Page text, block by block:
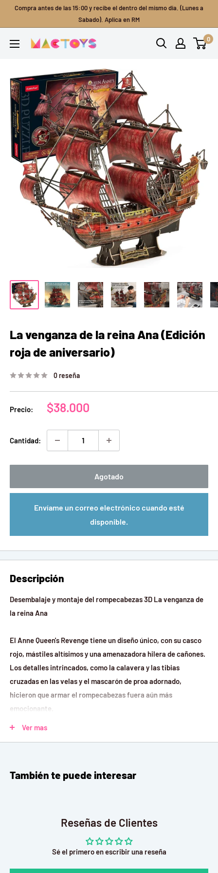
contenido
Compra antes de las 15:00 y recibe el dentro del mismo dia. (Lunes a
Sabado). Aplica en RM
Mactoys
0
La venganza de la reina Ana (Edición
roja de aniversario)
0 reseña
Precio:
Precio
venta
$38.000
Cantidad:
Agotado
Envíame un correo electrónico cuando esté
disponible.
Descripción
Desembalaje y montaje del rompecabezas 3D La venganza de
la reina Ana
El Anne Queen's Revenge tiene un diseño único, con su casco
rojo, mástiles altísimos y una amenazadora hilera de cañones.
Los detalles intrincados, como la calavera y las tibias
cruzadas en las velas y el mascarón de proa adornado,
hicieron que armar el rompecabezas fuera aún más
emocionante.
Lleno de detalles auténticos
Haga coincidir el color del barco real
oro y exhibía con orgullo la infame bandera de Barbanegra.
Los detalles realistas hacen que el modelo cobre vida, y la
escalera descendente parece adentrarse en la cabina para
Ver mas
También te puede interesar
Reseñas de Clientes
Sé el primero en escribir una reseña